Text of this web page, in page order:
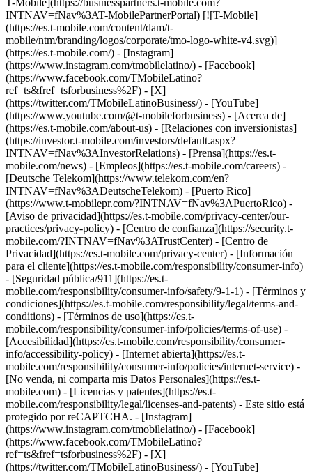
T-Mobile](https://businesspartners.t-mobile.com?
INTNAV=fNav%3AT-MobilePartnerPortal) [![T-Mobile]
(https://es.t-mobile.com/content/dam/t-
mobile/ntm/branding/logos/corporate/tmo-logo-white-v4.svg)]
(https://es.t-mobile.com/) - [Instagram]
(https://www.instagram.com/tmobilelatino/) - [Facebook]
(https://www.facebook.com/TMobileLatino?
ref=ts&fref=tsforbusiness%2F) - [X]
(https://twitter.com/TMobileLatinoBusiness/) - [YouTube]
(https://www.youtube.com/@t-mobileforbusiness) - [Acerca de]
(https://es.t-mobile.com/about-us) - [Relaciones con inversionistas]
(https://investor.t-mobile.com/investors/default.aspx?
INTNAV=fNav%3AInvestorRelations) - [Prensa](https://es.t-
mobile.com/news) - [Empleos](https://es.t-mobile.com/careers) -
[Deutsche Telekom](https://www.telekom.com/en?
INTNAV=fNav%3ADeutscheTelekom) - [Puerto Rico]
(https://www.t-mobilepr.com/?INTNAV=fNav%3APuertoRico) -
[Aviso de privacidad](https://es.t-mobile.com/privacy-center/our-
practices/privacy-policy) - [Centro de confianza](https://security.t-
mobile.com/?INTNAV=fNav%3ATrustCenter) - [Centro de
Privacidad](https://es.t-mobile.com/privacy-center) - [Información
para el cliente](https://es.t-mobile.com/responsibility/consumer-info)
- [Seguridad pública/911](https://es.t-
mobile.com/responsibility/consumer-info/safety/9-1-1) - [Términos y
condiciones](https://es.t-mobile.com/responsibility/legal/terms-and-
conditions) - [Términos de uso](https://es.t-
mobile.com/responsibility/consumer-info/policies/terms-of-use) -
[Accesibilidad](https://es.t-mobile.com/responsibility/consumer-
info/accessibility-policy) - [Internet abierta](https://es.t-
mobile.com/responsibility/consumer-info/policies/internet-service) -
[No venda, ni comparta mis Datos Personales](https://es.t-
mobile.com) - [Licencias y patentes](https://es.t-
mobile.com/responsibility/legal/licenses-and-patents) - Este sitio está
protegido por reCAPTCHA. - [Instagram]
(https://www.instagram.com/tmobilelatino/) - [Facebook]
(https://www.facebook.com/TMobileLatino?
ref=ts&fref=tsforbusiness%2F) - [X]
(https://twitter.com/TMobileLatinoBusiness/) - [YouTube]